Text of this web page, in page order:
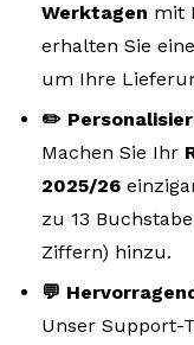
Werktagen mit
erhalten Sie eine
um Ihre
✏️
Machen Sie Ihr
2025/26
zu 13
Ziffern) hinzu.
💬
Unser Support-